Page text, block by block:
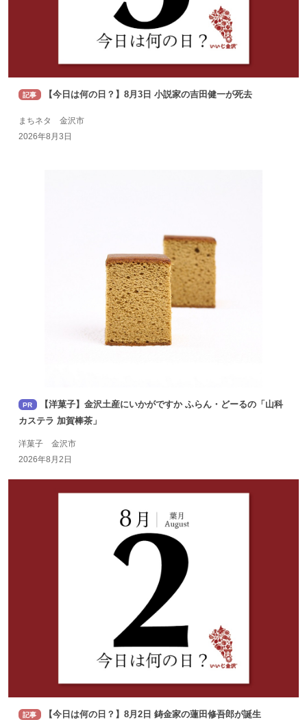
記事 【今日は何の日？】8月3日 小説家の吉田健一が死去
まちネタ 金沢市
2026年8月3日
PR
【洋菓子】金沢土産にいかがですか ふらん・どーるの「山科
カステラ 加賀棒茶」
洋菓子 金沢市
2026年8月2日
記事 【今日は何の日？】8月2日 鋳金家の蓮田修吾郎が誕生